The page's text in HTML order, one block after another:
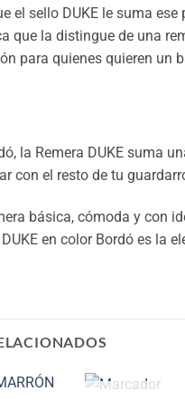
el sello DUKE le suma ese
que la distingue de una
para quienes quieren un
la Remera DUKE suma
con el resto de tu
básica, cómoda y con
en color Bordó es la